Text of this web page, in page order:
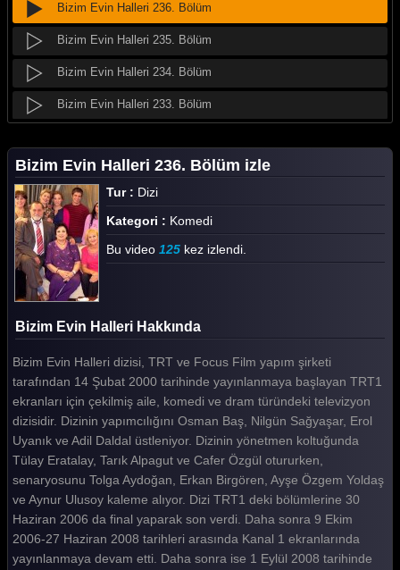
Bizim Evin Halleri 236. Bölüm
Bizim Evin Halleri 235. Bölüm
Bizim Evin Halleri 234. Bölüm
Bizim Evin Halleri 233. Bölüm
Bizim Evin Halleri 231. Bölüm
Bizim Evin Halleri 230. Bölüm
Bizim Evin Halleri 229. Bölüm
Bizim Evin Halleri 228. Bölüm
Bizim Evin Halleri 227. Bölüm
Bizim Evin Halleri 226. Bölüm
Bizim Evin Halleri 225. Bölüm
Bizim Evin Halleri 224. Bölüm
Bizim Evin Halleri 223. Bölüm
Bizim Evin Halleri 222. Bölüm
Bizim Evin Halleri 221. Bölüm
Bizim Evin Halleri 220. Bölüm
Bizim Evin Halleri 219. Bölüm
Bizim Evin Halleri 236. Bölüm izle
Tur : Dizi
Kategori : Komedi
Bu video 125 kez izlendi.
Bizim Evin Halleri Hakkında
Bizim Evin Halleri dizisi, TRT ve Focus Film yapım şirketi
tarafından 14 Şubat 2000 tarihinde yayınlanmaya başlayan TRT1
ekranları için çekilmiş aile, komedi ve dram türündeki televizyon
dizisidir. Dizinin yapımcılığını Osman Baş, Nilgün Sağyaşar, Erol
Uyanık ve Adil Daldal üstleniyor. Dizinin yönetmen koltuğunda
Tülay Eratalay, Tarık Alpagut ve Cafer Özgül otururken,
senaryosunu Tolga Aydoğan, Erkan Birgören, Ayşe Özgem Yoldaş
ve Aynur Ulusoy kaleme alıyor. Dizi TRT1 deki bölümlerine 30
Haziran 2006 da final yaparak son verdi. Daha sonra 9 Ekim
2006-27 Haziran 2008 tarihleri arasında Kanal 1 ekranlarında
yayınlanmaya devam etti. Daha sonra ise 1 Eylül 2008 tarihinde